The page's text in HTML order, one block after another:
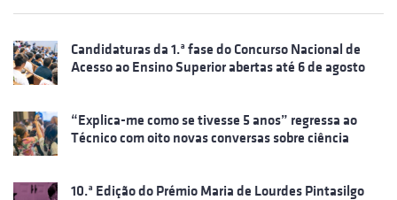
Candidaturas da 1.ª fase do Concurso Nacional de
Acesso ao Ensino Superior abertas até 6 de agosto
“Explica-me como se tivesse 5 anos” regressa ao
Técnico com oito novas conversas sobre ciência
10.ª Edição do Prémio Maria de Lourdes Pintasilgo